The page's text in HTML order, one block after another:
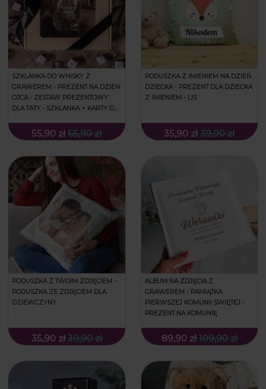
SZKLANKA DO WHISKY Z
GRAWEREM - PREZENT NA DZIEŃ
OJCA - ZESTAW PREZENTOWY
DLA TATY - SZKLANKA + KARTY DO
WHISKY TATY
55,90 zł 65,90 zł
PODUSZKA Z IMIENIEM NA DZIEŃ
DZIECKA - PREZENT DLA DZIECKA
Z IMIENIEM - LIS
35,90 zł 39,90 zł
PODUSZKA Z TWOIM ZDJĘCIEM -
PODUSZKA ZE ZDJĘCIEM DLA
DZIEWCZYNY
35,90 zł 39,90 zł
ALBUM NA ZDJĘCIA Z
GRAWEREM - PAMIĄTKA
PIERWSZEJ KOMUNII ŚWIĘTEJ -
PREZENT NA KOMUNIĘ
89,90 zł 109,90 zł